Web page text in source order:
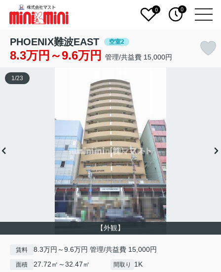
0 0
PHOENIX難波EAST 空室2
8.3万円～9.6万円 管理/共益費 15,000円
【外観】
1 /23
賃料 8.3万円～9.6万円 管理/共益費 15,000円
面積 27.72㎡～32.47㎡ 間取り 1K